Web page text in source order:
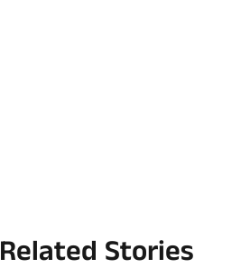
Related Stories